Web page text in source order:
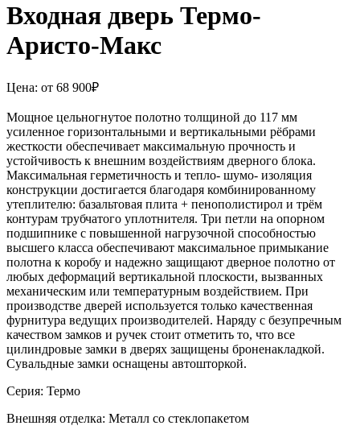
Входная дверь Термо-
Аристо-Макс
Цена: от 68 900₽
Мощное цельногнутое полотно толщиной до 117 мм
усиленное горизонтальными и вертикальными рёбрами
жесткости обеспечивает максимальную прочность и
устойчивость к внешним воздействиям дверного блока.
Максимальная герметичность и тепло- шумо- изоляция
конструкции достигается благодаря комбинированному
утеплителю: базальтовая плита + пенополистирол и трём
контурам трубчатого уплотнителя. Три петли на опорном
подшипнике с повышенной нагрузочной способностью
высшего класса обеспечивают максимальное примыкание
полотна к коробу и надежно защищают дверное полотно от
любых деформаций вертикальной плоскости, вызванных
механическим или температурным воздействием. При
производстве дверей используется только качественная
фурнитура ведущих производителей. Наряду с безупречным
качеством замков и ручек стоит отметить то, что все
цилиндровые замки в дверях защищены броненакладкой.
Сувальдные замки оснащены автошторкой.
Серия: Термо
Внешняя отделка: Металл со стеклопакетом